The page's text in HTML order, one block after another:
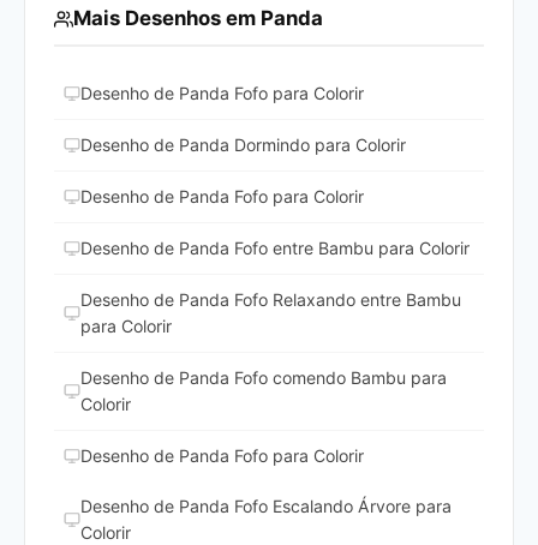
Mais Desenhos em Panda
Desenho de Panda Fofo para Colorir
Desenho de Panda Dormindo para Colorir
Desenho de Panda Fofo para Colorir
Desenho de Panda Fofo entre Bambu para Colorir
Desenho de Panda Fofo Relaxando entre Bambu
para Colorir
Desenho de Panda Fofo comendo Bambu para
Colorir
Desenho de Panda Fofo para Colorir
Desenho de Panda Fofo Escalando Árvore para
Colorir